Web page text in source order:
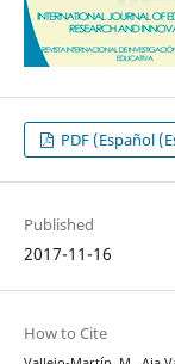
PDF (Español
Published
2017-11-16
How to Cite